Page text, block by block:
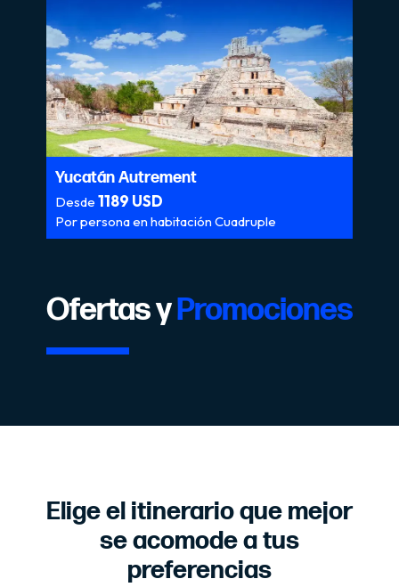
Yucatán Autrement
Desde 1189 USD
Por persona en habitación Cuadruple
Ofertas yPromociones
Elige el itinerario que mejor
se acomode a tus
preferencias